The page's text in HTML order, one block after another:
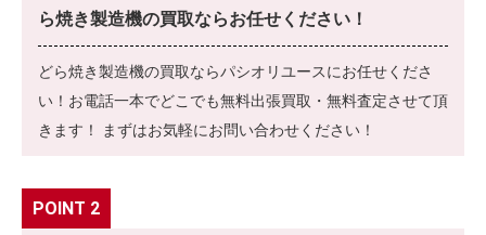
ら焼き製造機の買取ならお任せください！
どら焼き製造機の買取ならパシオリユースにお任せくださ
い！お電話一本でどこでも無料出張買取・無料査定させて頂
きます！ まずはお気軽にお問い合わせください！
POINT 2